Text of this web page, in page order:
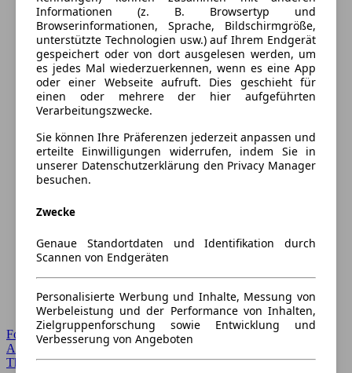
Forum Startseite
Alle Auto-Foren
Themen-Forum
Informationen (z. B. Browsertyp und
Browserinformationen, Sprache, Bildschirmgröße,
unterstützte Technologien usw.) auf Ihrem Endgerät
gespeichert oder von dort ausgelesen werden, um
es jedes Mal wiederzuerkennen, wenn es eine App
oder einer Webseite aufruft. Dies geschieht für
einen oder mehrere der hier aufgeführten
Verarbeitungszwecke.
Sie können Ihre Präferenzen jederzeit anpassen und
erteilte Einwilligungen widerrufen, indem Sie in
unserer Datenschutzerklärung den Privacy Manager
besuchen.
Zwecke
Genaue Standortdaten und Identifikation durch
Scannen von Endgeräten
Personalisierte Werbung und Inhalte, Messung von
Werbeleistung und der Performance von Inhalten,
Zielgruppenforschung sowie Entwicklung und
Verbesserung von Angeboten